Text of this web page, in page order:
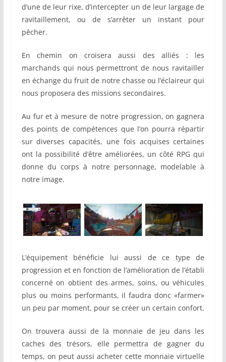
d’une de leur rixe, d’intercepter un de leur largage de
ravitaillement, ou de s’arrêter un instant pour
pêcher.
En chemin on croisera aussi des alliés : les
marchands qui nous permettront de nous ravitailler
en échange du fruit de notre chasse ou l’éclaireur qui
nous proposera des missions secondaires.
Au fur et à mesure de notre progression, on gagnera
des points de compétences que l’on pourra répartir
sur diverses capacités, une fois acquises certaines
ont la possibilité d’être améliorées, un côté RPG qui
donne du corps à notre personnage, modelable à
notre image.
L’équipement bénéficie lui aussi de ce type de
progression et en fonction de l’amélioration de l’établi
concerné on obtient des armes, soins, ou véhicules
plus ou moins performants, il faudra donc «farmer»
un peu par moment, pour se créer un certain confort.
On trouvera aussi de la monnaie de jeu dans les
caches des trésors, elle permettra de gagner du
temps, on peut aussi acheter cette monnaie virtuelle